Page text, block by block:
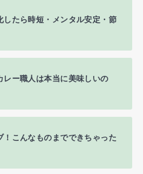
したら時短・メンタル安定・節
レー職人は本当に美味しいの
こんなものまでできちゃった